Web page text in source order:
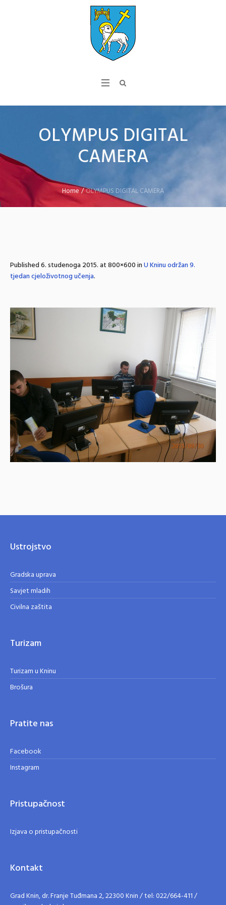
OLYMPUS DIGITAL
CAMERA
Home /OLYMPUS DIGITAL CAMERA
Published6. studenoga 2015.at 800×600 inU Kninu održan 9.
tjedan cjeloživotnog učenja.
Ustrojstvo
Gradska uprava
Savjet mladih
Civilna zaštita
Turizam
Turizam u Kninu
Brošura
Pratite nas
Facebook
Instagram
Pristupačnost
Izjava o pristupačnosti
Kontakt
Grad Knin, dr. Franje Tuđmana 2, 22300 Knin / tel: 022/664-411 /